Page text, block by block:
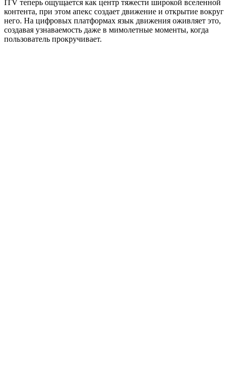
ITV теперь ощущается как центр тяжести широкой вселенной
контента, при этом апекс создает движение и открытие вокруг
него. На цифровых платформах язык движения оживляет это,
создавая узнаваемость даже в мимолетные моменты, когда
пользователь прокручивает.